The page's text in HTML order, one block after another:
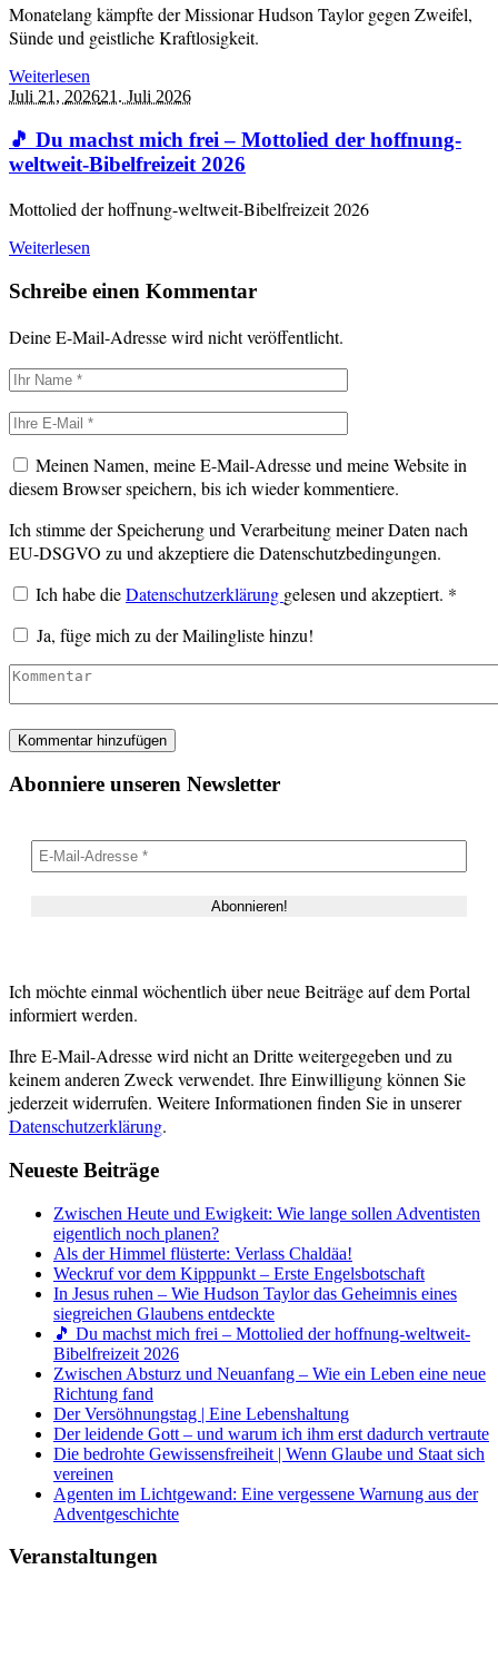
Monatelang kämpfte der Missionar Hudson Taylor gegen Zweifel,
Sünde und geistliche Kraftlosigkeit.
Weiterlesen
Juli 21, 202621. Juli 2026
🎵 Du machst mich frei – Mottolied der hoffnung-
weltweit-Bibelfreizeit 2026
Mottolied der hoffnung-weltweit-Bibelfreizeit 2026
Weiterlesen
Schreibe einen Kommentar
Deine E-Mail-Adresse wird nicht veröffentlicht.
Meinen Namen, meine E-Mail-Adresse und meine Website in
diesem Browser speichern, bis ich wieder kommentiere.
Ich stimme der Speicherung und Verarbeitung meiner Daten nach
EU-DSGVO zu und akzeptiere die Datenschutzbedingungen.
Ich habe dieDatenschutzerklärung gelesen und akzeptiert. *
Ja, füge mich zu der Mailingliste hinzu!
Abonniere unseren Newsletter
Ich möchte einmal wöchentlich über neue Beiträge auf dem Portal
informiert werden.
Ihre E-Mail-Adresse wird nicht an Dritte weitergegeben und zu
keinem anderen Zweck verwendet. Ihre Einwilligung können Sie
jederzeit widerrufen. Weitere Informationen finden Sie in unserer
Datenschutzerklärung.
Neueste Beiträge
Zwischen Heute und Ewigkeit: Wie lange sollen Adventisten
eigentlich noch planen?
Als der Himmel flüsterte: Verlass Chaldäa!
Weckruf vor dem Kipppunkt – Erste Engelsbotschaft
In Jesus ruhen – Wie Hudson Taylor das Geheimnis eines
siegreichen Glaubens entdeckte
🎵 Du machst mich frei – Mottolied der hoffnung-weltweit-
Bibelfreizeit 2026
Zwischen Absturz und Neuanfang – Wie ein Leben eine neue
Richtung fand
Der Versöhnungstag | Eine Lebenshaltung
Der leidende Gott – und warum ich ihm erst dadurch vertraute
Die bedrohte Gewissensfreiheit | Wenn Glaube und Staat sich
vereinen
Agenten im Lichtgewand: Eine vergessene Warnung aus der
Adventgeschichte
Veranstaltungen